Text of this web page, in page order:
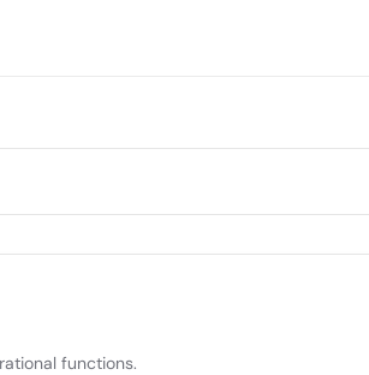
functions.